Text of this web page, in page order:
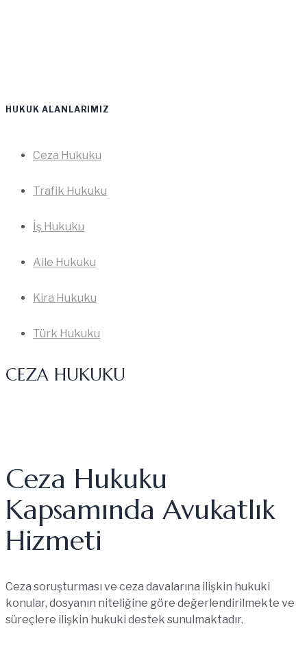
HUKUK ALANLARIMIZ
Ceza Hukuku
Trafik Hukuku
İş Hukuku
Aile Hukuku
Kira Hukuku
Türk Hukuku
CEZA HUKUKU
Ceza Hukuku
Kapsamında Avukatlık
Hizmeti
Ceza soruşturması ve ceza davalarına ilişkin hukuki
konular, dosyanın niteliğine göre değerlendirilmekte ve
süreçlere ilişkin hukuki destek sunulmaktadır.